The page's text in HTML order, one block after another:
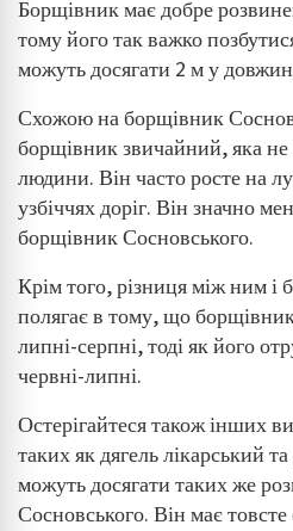
Борщівник має добре
тому його так важко
можуть досягати 2 м у
Схожою на борщівник
борщівник звичайний, яка
людини. Він часто росте на
узбіччях доріг. Він значно
борщівник Сосновського.
Крім того, різниця між ним
полягає в тому, що
липні-серпні, тоді як його
червні-липні.
Остерігайтеся також інших
таких як дягель лікарський
можуть досягати таких же
Сосновського. Він має товсте